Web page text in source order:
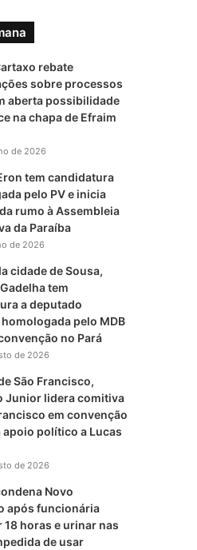
rebate
sobre processos
aberta possibilidade
na chapa de Efraim
de 2026
tem candidatura
pelo PV e inicia
rumo à Assembleia
da Paraíba
de 2026
cidade de Sousa,
tem
a deputado
pelo MDB
no Pará
de 2026
São Francisco,
Junior lidera comitiva
em convenção
apoio político a Lucas
de 2026
Novo
após funcionária
18 horas e urinar nas
de usar